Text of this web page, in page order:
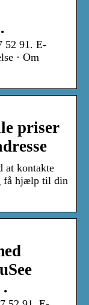
52 91. E-
· Om
priser
at kontakte
få hjælp til din